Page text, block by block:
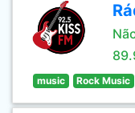
music Rock Music